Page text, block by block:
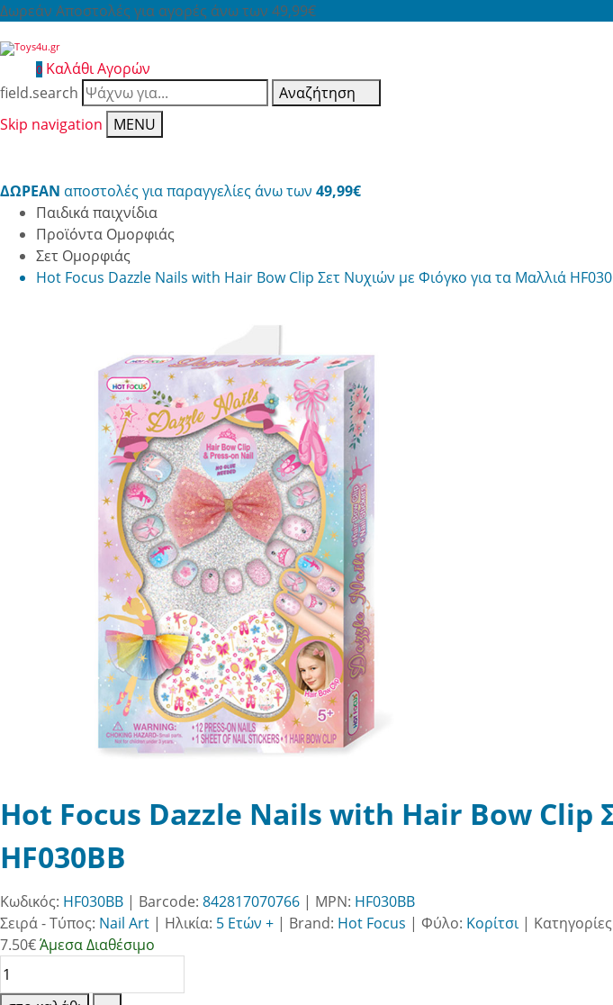
Δωρεάν Αποστολές για αγορές άνω των 49,99€
0 Καλάθι Αγορών
field.search
Αναζήτηση
Skip navigation
MENU
ΔΩΡΕΑΝ αποστολές για παραγγελίες άνω των 49,99€
Παιδικά παιχνίδια
Προϊόντα Ομορφιάς
Σετ Ομορφιάς
Hot Focus Dazzle Nails with Hair Bow Clip Σετ Νυχιών με Φιόγκο για τα Μαλλιά
Hot Focus Dazzle Nails with Hair Bow Clip
HF030BB
Κωδικός: HF030BB | Barcode: 842817070766 | MPN: HF030BB
Σειρά - Τύπος: Nail Art | Ηλικία: 5 Ετών + | Brand: Hot Focus | Φύλο: Κορίτσι|
7.50€Άμεσα Διαθέσιμο